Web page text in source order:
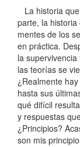
La historia
parte, la
mentes de los
en práctica.
la
las teorías se
¿Realmente
hasta sus
qué difícil
y respuestas
¿Principios?
son mis